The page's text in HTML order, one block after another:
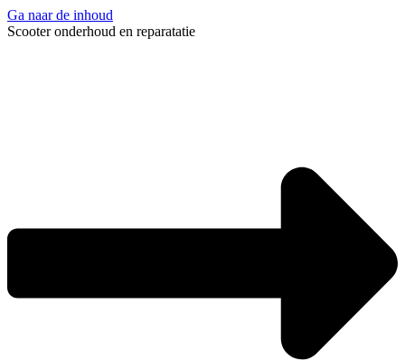
Ga naar de inhoud
Scooter onderhoud en reparatatie